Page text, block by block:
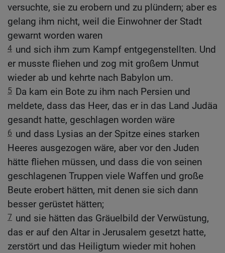
versuchte, sie zu erobern und zu plündern; aber es
gelang ihm nicht, weil die Einwohner der Stadt
gewarnt worden waren
4 und sich ihm zum Kampf entgegenstellten. Und
er musste fliehen und zog mit großem Unmut
wieder ab und kehrte nach Babylon um.
5 Da kam ein Bote zu ihm nach Persien und
meldete, dass das Heer, das er in das Land Judäa
gesandt hatte, geschlagen worden wäre
6 und dass Lysias an der Spitze eines starken
Heeres ausgezogen wäre, aber vor den Juden
hätte fliehen müssen, und dass die von seinen
geschlagenen Truppen viele Waffen und große
Beute erobert hätten, mit denen sie sich dann
besser gerüstet hätten;
7 und sie hätten das Gräuelbild der Verwüstung,
das er auf den Altar in Jerusalem gesetzt hatte,
zerstört und das Heiligtum wieder mit hohen